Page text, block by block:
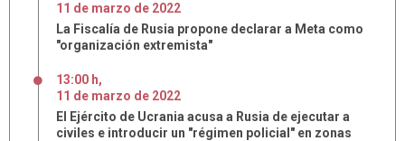
11 de marzo de 2022
La Fiscalía de Rusia propone declarar a Meta como
"organización extremista"
13:00 h,
11 de marzo de 2022
El Ejército de Ucrania acusa a Rusia de ejecutar a
civiles e introducir un "régimen policial" en zonas